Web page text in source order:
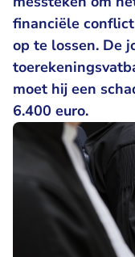
financiële
op te lossen. De
moet hij een
6.400 euro.